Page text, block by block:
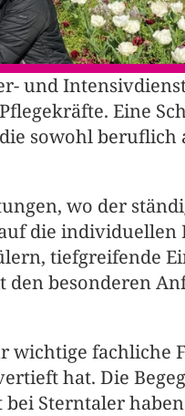
und
Eine
sowohl beruflich
wo der
die individuellen
tiefgreifende
besonderen
wichtige fachliche
hat. Die
Sterntaler